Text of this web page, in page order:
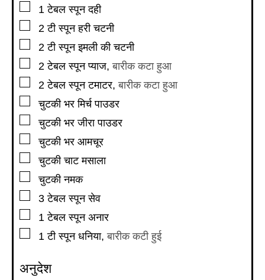
▢
1 टेबल स्पून दही
▢
2 टी स्पून हरी चटनी
▢
2 टी स्पून इमली की चटनी
▢
2 टेबल स्पून प्याज,बारीक कटा हुआ
▢
2 टेबल स्पून टमाटर,बारीक कटा हुआ
▢
चुटकी भर मिर्च पाउडर
▢
चुटकी भर जीरा पाउडर
▢
चुटकी भर आमचूर
▢
चुटकी चाट मसाला
▢
चुटकी नमक
▢
3 टेबल स्पून सेव
▢
1 टेबल स्पून अनार
▢
1 टी स्पून धनिया,बारीक कटी हुई
अनुदेश